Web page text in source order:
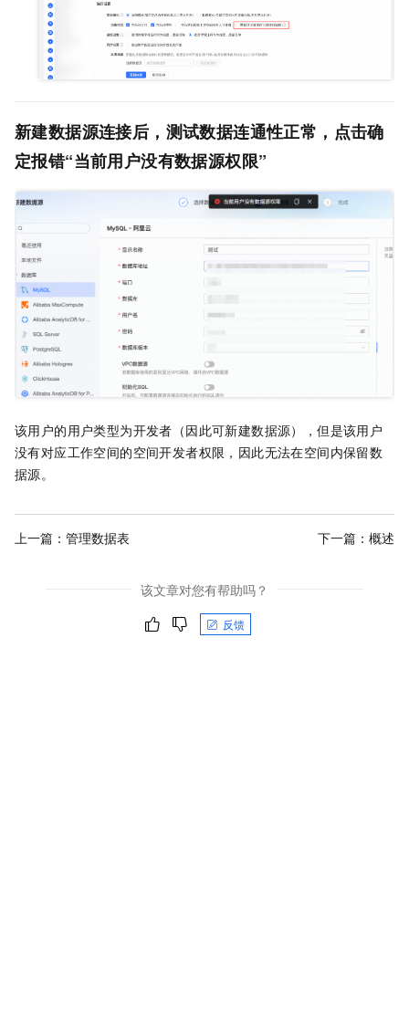
新建数据源连接后，测试数据连通性正常，点击确
定报错“当前用户没有数据源权限”
该用户的用户类型为开发者（因此可新建数据源），但是该用户
没有对应工作空间的空间开发者权限，因此无法在空间内保留数
据源。
上一篇： 管理数据表 下一篇： 概述
该文章对您有帮助吗？
反馈